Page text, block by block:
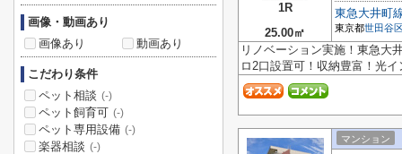
1R
25.00㎡
東急大井町
東京都世田谷
リノベーション実施！東急大
ロ2口設置可！収納豊富！光
マンション
画像・動画あり
画像あり
動画あり
こだわり条件
ペット相談 (-)
ペット飼育可 (-)
ペット専用設備 (-)
楽器相談 (-)